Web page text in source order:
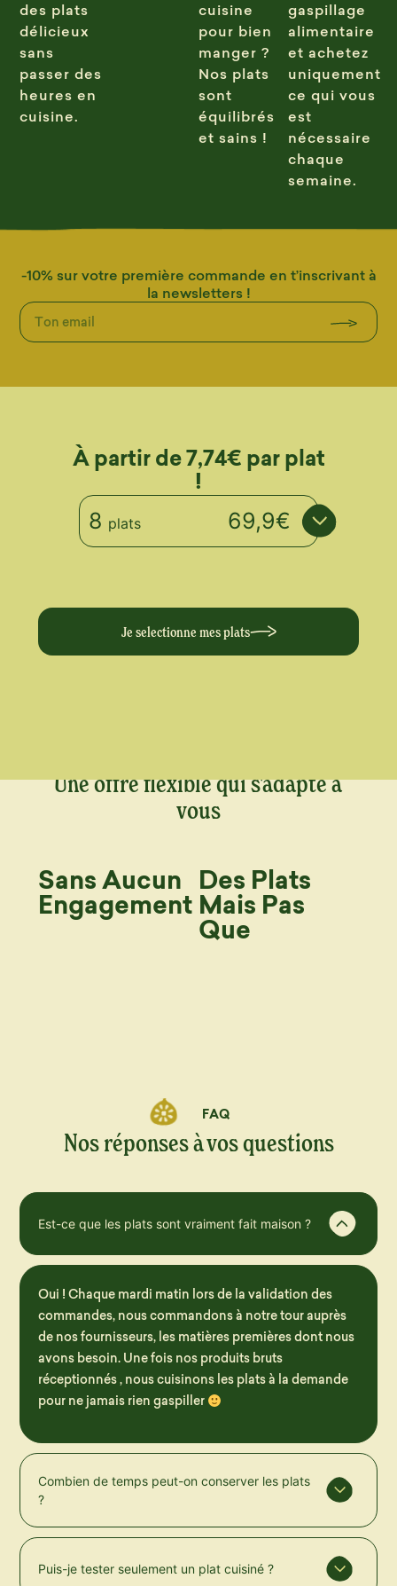
des plats
délicieux
sans
passer des
heures en
cuisine.
cuisine
pour bien
manger ?
Nos plats
sont
équilibrés
et sains !
gaspillage
alimentaire
et achetez
uniquement
ce qui vous
est
nécessaire
chaque
semaine.
-10% sur votre première commande en t’inscrivant à
la newsletters !
À partir de 7,74€ par plat
!
8 plats 69,9€
Je selectionne mes plats
Une offre flexible qui s'adapte à
vous
Sans Aucun
Engagement
Des Plats
Mais Pas
Que
FAQ
Nos réponses à vos questions
Est-ce que les plats sont vraiment fait maison ?
Oui ! Chaque mardi matin lors de la validation des
commandes, nous commandons à notre tour auprès
de nos fournisseurs, les matières premières dont nous
avons besoin. Une fois nos produits bruts
réceptionnés , nous cuisinons les plats à la demande
pour ne jamais rien gaspiller
Combien de temps peut-on conserver les plats
?
Puis-je tester seulement un plat cuisiné ?